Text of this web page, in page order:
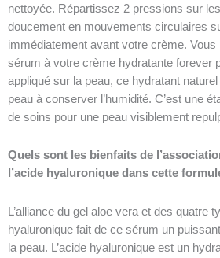
nettoyée. Répartissez 2 pressions sur
doucement en mouvements circulaires
immédiatement avant votre crème.
sérum à votre crème hydratante forever
appliqué sur la peau, ce hydratant
peau à conserver l’humidité. C’est une
de soins pour une peau visiblement
Quels sont les bienfaits de
l’acide hyaluronique dans cette
L’alliance du gel aloe vera et des quatre
hyaluronique fait de ce sérum un
la peau. L’acide hyaluronique est un